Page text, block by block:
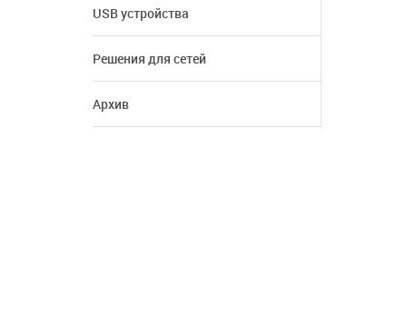
USB устройства
Решения для сетей
Архив